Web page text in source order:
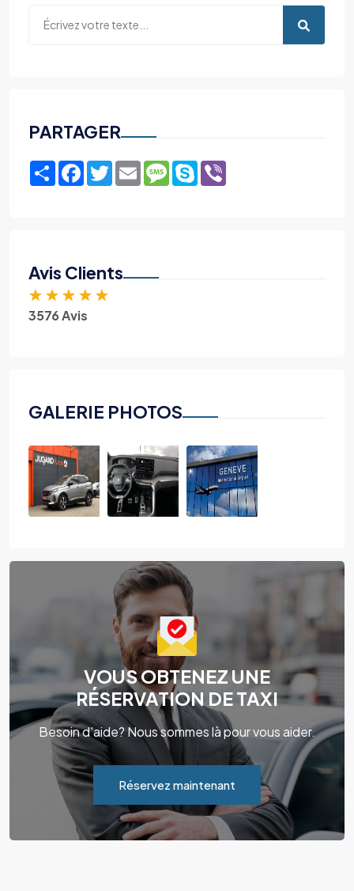
PARTAGER
ShareFacebook
TwitterEmailMessage
Skype
Avis Clients
★ ★ ★ ★ ★
3576 Avis
GALERIE PHOTOS
VOUS OBTENEZ UNE
RÉSERVATION DE TAXI
Besoin d'aide? Nous sommes là pour vous aider.
Réservez maintenant